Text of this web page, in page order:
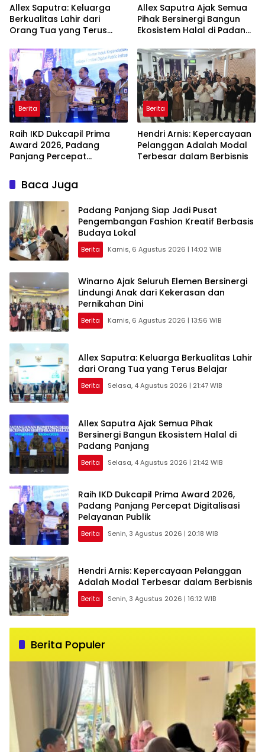
Allex Saputra: Keluarga
Berkualitas Lahir dari
Orang Tua yang Terus
Allex Saputra Ajak Semua
Pihak Bersinergi Bangun
Ekosistem Halal di Padang
Berita
Raih IKD Dukcapil Prima
Award 2026, Padang
Panjang Percepat
Publik
Berita
Hendri Arnis: Kepercayaan
Pelanggan Adalah Modal
Terbesar dalam Berbisnis
Baca Juga
Padang Panjang Siap Jadi Pusat
Pengembangan Fashion Kreatif Berbasis
Budaya Lokal
Berita Kamis, 6 Agustus 2026 | 14:02 WIB
Winarno Ajak Seluruh Elemen Bersinergi
Lindungi Anak dari Kekerasan dan
Pernikahan Dini
Berita Kamis, 6 Agustus 2026 | 13:56 WIB
Allex Saputra: Keluarga Berkualitas Lahir
dari Orang Tua yang Terus Belajar
Berita Selasa, 4 Agustus 2026 | 21:47 WIB
Allex Saputra Ajak Semua Pihak
Bersinergi Bangun Ekosistem Halal di
Padang Panjang
Berita Selasa, 4 Agustus 2026 | 21:42 WIB
Raih IKD Dukcapil Prima Award 2026,
Padang Panjang Percepat Digitalisasi
Pelayanan Publik
Berita Senin, 3 Agustus 2026 | 20:18 WIB
Hendri Arnis: Kepercayaan Pelanggan
Adalah Modal Terbesar dalam Berbisnis
Berita Senin, 3 Agustus 2026 | 16:12 WIB
Berita Populer